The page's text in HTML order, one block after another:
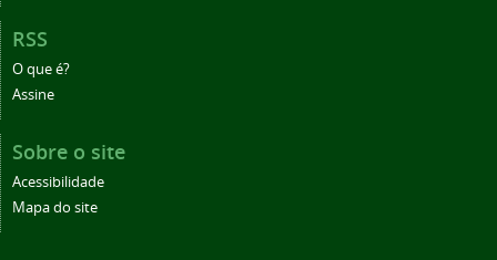
RSS
O que é?
Assine
Sobre o site
Acessibilidade
Mapa do site